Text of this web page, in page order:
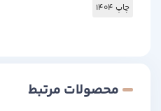
چاپ 1404
محصولات مرتبط